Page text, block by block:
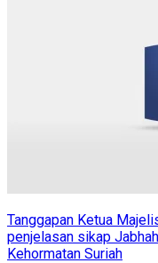
Tanggapan Ketua
penjelasan sikap
Kehormatan Suriah